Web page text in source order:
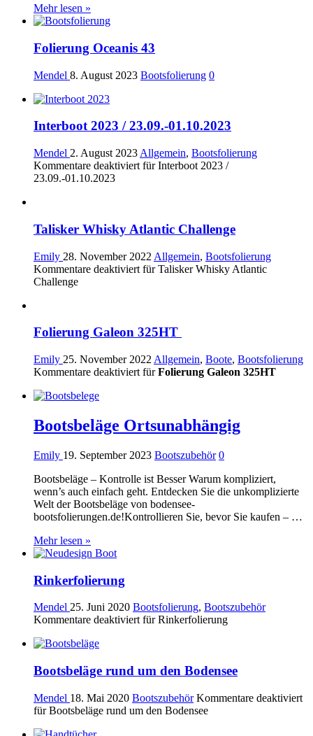
Mehr lesen »
Folierung Oceanis 43
Mendel 8. August 2023 Bootsfolierung 0
Interboot 2023 / 23.09.-01.10.2023
Mendel 2. August 2023 Allgemein, Bootsfolierung
Kommentare deaktiviert für Interboot 2023 /
23.09.-01.10.2023
Talisker Whisky Atlantic Challenge
Emily 28. November 2022 Allgemein, Bootsfolierung
Kommentare deaktiviert für Talisker Whisky Atlantic
Challenge
Folierung Galeon 325HT
Emily 25. November 2022 Allgemein, Boote, Bootsfolierung
Kommentare deaktiviert fürFolierung Galeon 325HT
Bootsbeläge Ortsunabhängig
Emily 19. September 2023 Bootszubehör 0
Bootsbeläge – Kontrolle ist Besser Warum kompliziert,
wenn’s auch einfach geht. Entdecken Sie die unkomplizierte
Welt der Bootsbeläge von bodensee-
bootsfolierungen.de!Kontrollieren Sie, bevor Sie kaufen – …
Mehr lesen »
Rinkerfolierung
Mendel 25. Juni 2020 Bootsfolierung, Bootszubehör
Kommentare deaktiviert für Rinkerfolierung
Bootsbeläge rund um den Bodensee
Mendel 18. Mai 2020 Bootszubehör Kommentare deaktiviert
für Bootsbeläge rund um den Bodensee